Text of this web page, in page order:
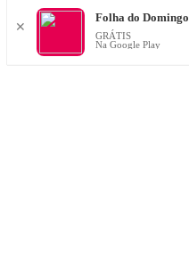
✕
Folha do Domingo
GRÁTIS
Na Google Play